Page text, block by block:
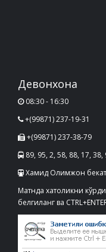
Девонхона
08:30 - 16:30
+(99871) 237-19-31
+(99871) 237-38-79
89, 95, 2, 58, 88, 17, 38,
Хамид Олимжон
Матнда хатоликни
белгиланг ва